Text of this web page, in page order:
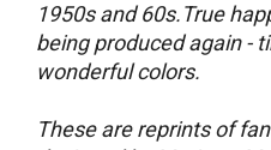
1950s and 60s.True
being produced again -
wonderful colors.
These are reprints of